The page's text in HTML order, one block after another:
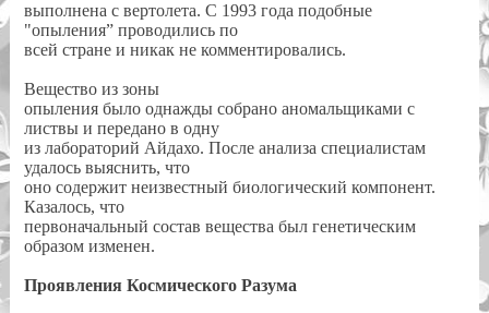
выполнена с вертолета. С 1993 года подобные
"опыления” проводились по
всей стране и никак не комментировались.
Вещество из зоны
опыления было однажды собрано аномальщиками с
листвы и передано в одну
из лабораторий Айдахо. После анализа специалистам
удалось выяснить, что
оно содержит неизвестный биологический компонент.
Казалось, что
первоначальный состав вещества был генетическим
образом изменен.
Проявления Космического Разума